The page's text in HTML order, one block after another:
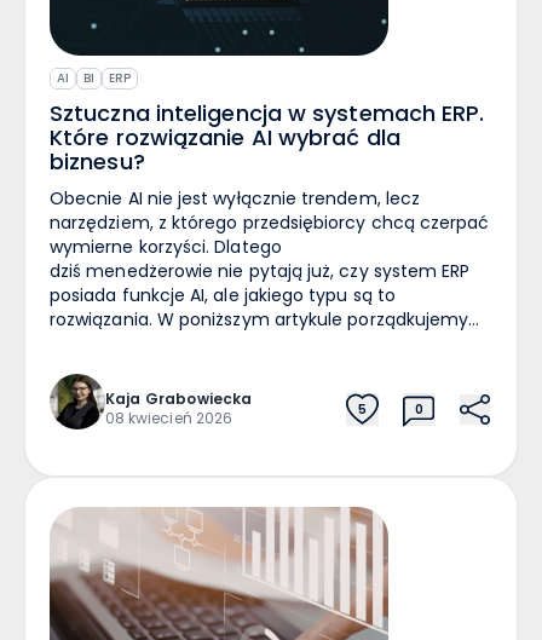
AI BI ERP
Sztuczna inteligencja w systemach ERP.
Które rozwiązanie AI wybrać dla
biznesu?
Obecnie AI nie jest wyłącznie trendem, lecz
narzędziem, z którego przedsiębiorcy chcą czerpać
wymierne korzyści. Dlatego
dziś menedżerowie nie pytają już, czy system ERP
posiada funkcje AI, ale jakiego typu są to
rozwiązania. W poniższym artykule porządkujemy
inteligencja w systemach biznesowych bywała
traktowana jako „dodatek” do prezentacji
w wynikach raportu “Cyfrowy
Menedżer”, przygotowanego przez portal myERP,
które podkreśliły wyraźne przejście w tryb
“sprawdzam”. AI ma działać dopiero wtedy, gdy
firma zapewni solidne fundamenty w
postaci jakościowych danych i jasno
Kaja Grabowiecka
08 kwiecień 2026
5 0